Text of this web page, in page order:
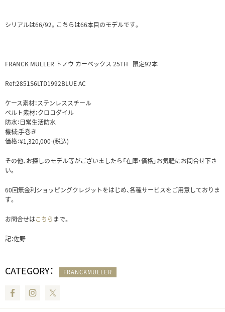
シリアルは66/92。こちらは66本目のモデルです。
FRANCK MULLER トノウ カーベックス 25TH 限定92本
Ref:2851S6LTD1992BLUE AC
ケース素材：ステンレススチール
ベルト素材：クロコダイル
防水：日常生活防水
機械;手巻き
価格：¥1,320,000-(税込)
その他、お探しのモデル等がございましたら「在庫・価格」お気軽にお問合せ下さ
い。
60回無金利ショッピングクレジットをはじめ、各種サービスをご用意しておりま
す。
お問合せはこちら まで。
記：佐野
CATEGORY： FRANCKMULLER
FacebookInstagram